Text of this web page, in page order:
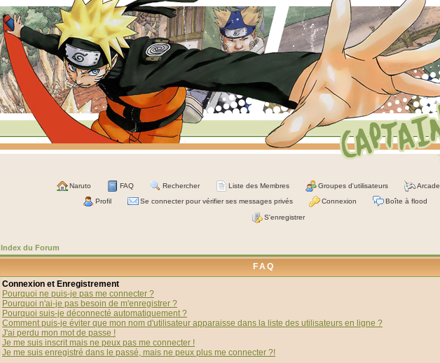
Naruto FAQ Rechercher Liste des Membres Groupes d'utilisateurs Arcade
Profil Se connecter pour vérifier ses messages privés Connexion Boîte à flood
S'enregistrer
Index du Forum
FAQ
Connexion et Enregistrement
Pourquoi ne puis-je pas me connecter ?
Pourquoi n'ai-je pas besoin de m'enregistrer ?
Pourquoi suis-je déconnecté automatiquement ?
Comment puis-je éviter que mon nom d'utilisateur apparaisse dans la liste des utilisateurs en ligne ?
J'ai perdu mon mot de passe !
Je me suis inscrit mais ne peux pas me connecter !
Je me suis enregistré dans le passé, mais ne peux plus me connecter ?!